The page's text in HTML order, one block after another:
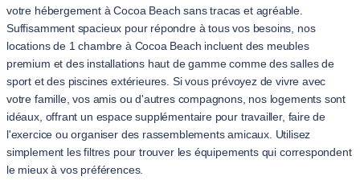
votre hébergement à Cocoa Beach sans tracas et agréable.
Suffisamment spacieux pour répondre à tous vos besoins, nos
locations de 1 chambre à Cocoa Beach incluent des meubles
premium et des installations haut de gamme comme des salles de
sport et des piscines extérieures. Si vous prévoyez de vivre avec
votre famille, vos amis ou d'autres compagnons, nos logements sont
idéaux, offrant un espace supplémentaire pour travailler, faire de
l'exercice ou organiser des rassemblements amicaux. Utilisez
simplement les filtres pour trouver les équipements qui correspondent
le mieux à vos préférences.